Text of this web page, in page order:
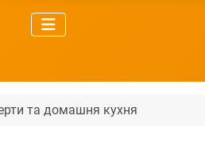
та домашня кухня